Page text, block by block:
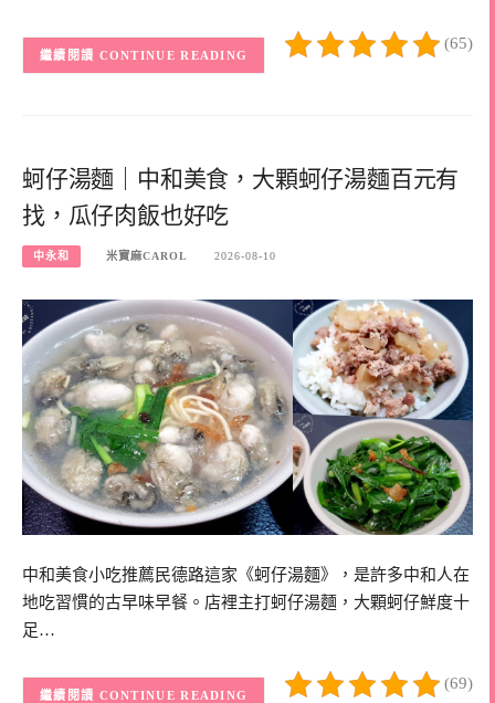
(65)
CONTINUE READING
蚵仔湯麵｜中和美食，大顆蚵仔湯麵百元有
找，瓜仔肉飯也好吃
中永和 米寶麻CAROL 2026-08-10
中和美食小吃推薦民德路這家《蚵仔湯麵》，是許多中和人在
地吃習慣的古早味早餐。店裡主打蚵仔湯麵，大顆蚵仔鮮度十
足…
(69)
CONTINUE READING